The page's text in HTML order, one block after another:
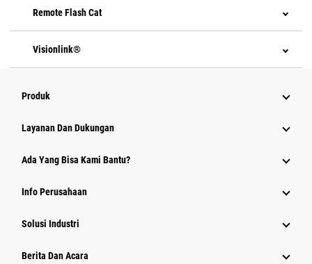
Remote Flash Cat
Visionlink®
Produk
Layanan Dan Dukungan
Ada Yang Bisa Kami Bantu?
Info Perusahaan
Solusi Industri
Berita Dan Acara